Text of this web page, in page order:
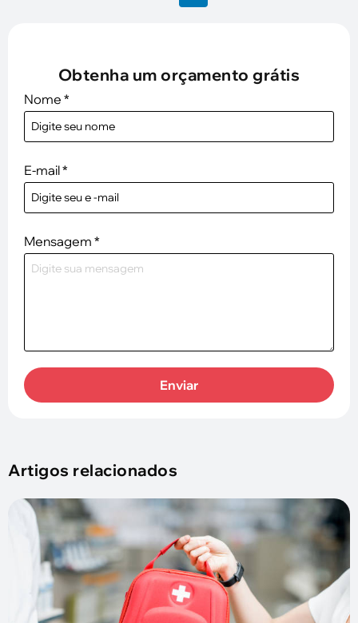
Obtenha um orçamento grátis
Nome *
E-mail*
Mensagem *
Enviar
Artigos relacionados